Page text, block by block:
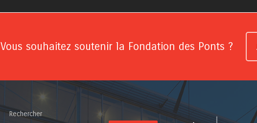
Vous souhaitez soutenir la Fondation des Ponts ?
Rechercher